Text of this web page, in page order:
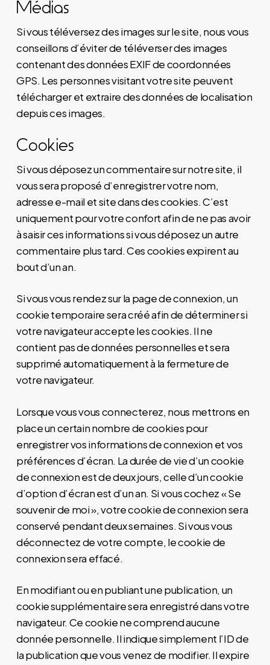
Médias
Si vous téléversez des images sur le site, nous vous
conseillons d’éviter de téléverser des images
contenant des données EXIF de coordonnées
GPS. Les personnes visitant votre site peuvent
télécharger et extraire des données de localisation
depuis ces images.
Cookies
Si vous déposez un commentaire sur notre site, il
vous sera proposé d’enregistrer votre nom,
adresse e-mail et site dans des cookies. C’est
uniquement pour votre confort afin de ne pas avoir
à saisir ces informations si vous déposez un autre
commentaire plus tard. Ces cookies expirent au
bout d’un an.
Si vous vous rendez sur la page de connexion, un
cookie temporaire sera créé afin de déterminer si
votre navigateur accepte les cookies. Il ne
contient pas de données personnelles et sera
supprimé automatiquement à la fermeture de
votre navigateur.
Lorsque vous vous connecterez, nous mettrons en
place un certain nombre de cookies pour
enregistrer vos informations de connexion et vos
préférences d’écran. La durée de vie d’un cookie
de connexion est de deux jours, celle d’un cookie
d’option d’écran est d’un an. Si vous cochez « Se
souvenir de moi », votre cookie de connexion sera
conservé pendant deux semaines. Si vous vous
déconnectez de votre compte, le cookie de
connexion sera effacé.
En modifiant ou en publiant une publication, un
cookie supplémentaire sera enregistré dans votre
navigateur. Ce cookie ne comprend aucune
donnée personnelle. Il indique simplement l’ID de
la publication que vous venez de modifier. Il expire